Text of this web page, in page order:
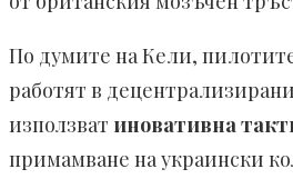
По думите на Кели,
работят в
използват иновативна
примамване на украински